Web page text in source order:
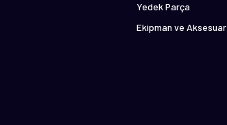
Yedek Parça
Ekipman ve Aksesuar